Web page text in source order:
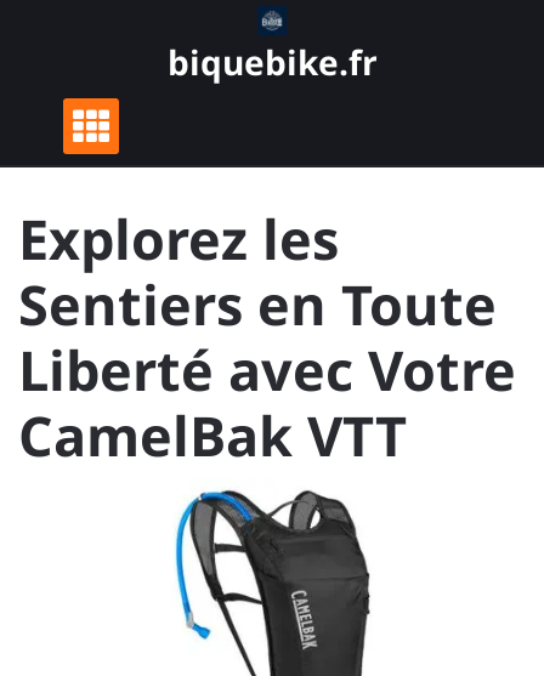
biquebike.fr
Explorez les
Sentiers en Toute
Liberté avec Votre
CamelBak VTT